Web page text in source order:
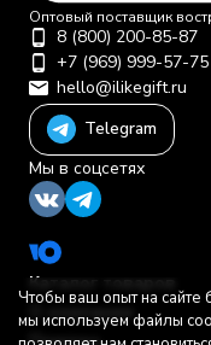
Оптовый поставщик
8 (800) 200-85-87
+7 (969) 999-57-75
hello@ilikegift.ru
Telegram
Мы в соцсетях
Каталог товаров
О компании
Чтобы ваш опыт на сайте
мы используем файлы